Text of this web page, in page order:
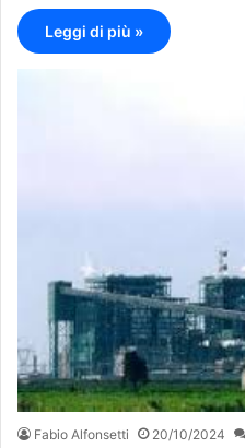
Leggi di più »
Fabio Alfonsetti 20/10/2024